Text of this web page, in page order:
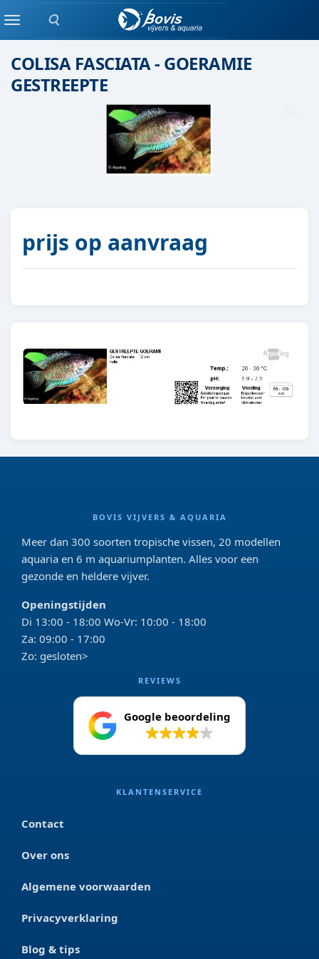
Zoeken
MenuEenlingen / Paren vis
COLISA FASCIATA - GOERAMIE
GESTREEPTE
prijs op aanvraag
BOVIS VIJVERS & AQUARIA
Meer dan 300 soorten tropische vissen, 20 modellen
aquaria en 6 m aquariumplanten. Alles voor een
gezonde en heldere vijver.
Openingstijden
Di 13:00 - 18:00 Wo-Vr: 10:00 - 18:00
Za: 09:00 - 17:00
Zo: gesloten>
REVIEWS
Google beoordeling
KLANTENSERVICE
Contact
Over ons
Algemene voorwaarden
Privacyverklaring
Blog & tips